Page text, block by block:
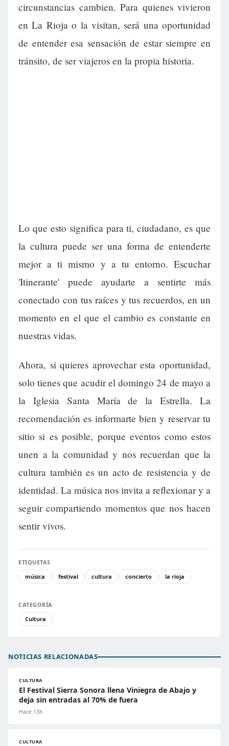
circunstancias cambien. Para quienes vivieron
en La Rioja o la visitan, será una oportunidad
de entender esa sensación de estar siempre en
tránsito, de ser viajeros en la propia historia.
Lo que esto significa para ti, ciudadano, es que
la cultura puede ser una forma de entenderte
mejor a ti mismo y a tu entorno. Escuchar
'Itinerante' puede ayudarte a sentirte más
conectado con tus raíces y tus recuerdos, en un
momento en el que el cambio es constante en
nuestras vidas.
Ahora, si quieres aprovechar esta oportunidad,
solo tienes que acudir el domingo 24 de mayo a
la Iglesia Santa María de la Estrella. La
recomendación es informarte bien y reservar tu
sitio si es posible, porque eventos como estos
unen a la comunidad y nos recuerdan que la
cultura también es un acto de resistencia y de
identidad. La música nos invita a reflexionar y a
seguir compartiendo momentos que nos hacen
sentir vivos.
ETIQUETAS
música
festival cultura concierto la rioja
CATEGORÍA
Cultura
NOTICIAS RELACIONADAS
CULTURA
El Festival Sierra Sonora llena Viniegra de Abajo y
deja sin entradas al 70% de fuera
Hace 13h
CULTURA